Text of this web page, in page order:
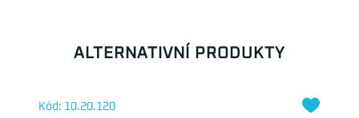
ALTERNATIVNÍ PRODUKTY
Kód: 10.20.120